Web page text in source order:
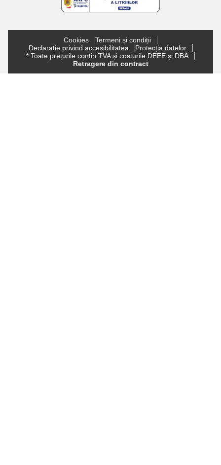
Cookies
Termeni și condiții
Declarație privind accesibilitatea
Protecția datelor
* Toate prețurile conțin TVA și costurile DEEE și DBA
Retragere din contract